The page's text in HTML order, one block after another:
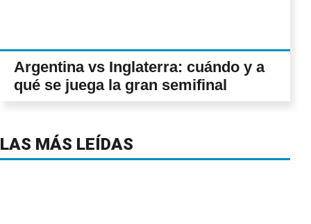
Argentina vs Inglaterra: cuándo y a
qué se juega la gran semifinal
LAS MÁS LEÍDAS